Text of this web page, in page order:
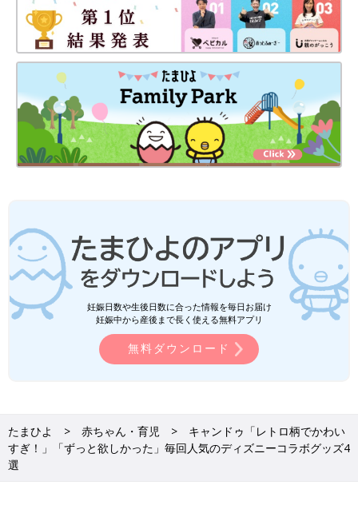
妊娠日数や生後日数に合った情報を毎日お届け
妊娠中から産後まで長く使える無料アプリ
無料ダウンロード
たまひよ 赤ちゃん・育児
キャンドゥ「レトロ柄でかわい
すぎ！」「ずっと欲しかった」毎回人気のディズニーコラボグッズ4
選